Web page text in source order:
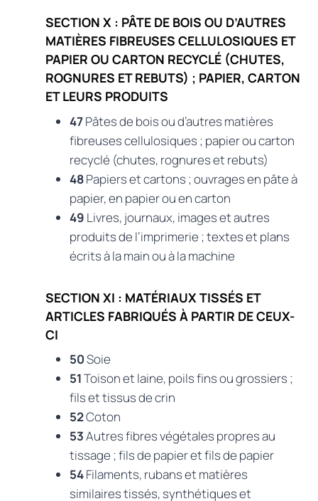
SECTION X : PÂTE DE BOIS OU D’AUTRES
MATIÈRES FIBREUSES CELLULOSIQUES ET
PAPIER OU CARTON RECYCLÉ (CHUTES,
ROGNURES ET REBUTS) ; PAPIER, CARTON
ET LEURS PRODUITS
47Pâtes de bois ou d’autres matières
fibreuses cellulosiques ; papier ou carton
recyclé (chutes, rognures et rebuts)
48Papiers et cartons ; ouvrages en pâte à
papier, en papier ou en carton
49 Livres, journaux, images et autres
produits de l’imprimerie ; textes et plans
écrits à la main ou à la machine
SECTION XI : MATÉRIAUX TISSÉS ET
ARTICLES FABRIQUÉS À PARTIR DE CEUX-
CI
50Soie
51Toison et laine, poils fins ou grossiers ;
fils et tissus de crin
52Coton
53Autres fibres végétales propres au
tissage ; fils de papier et fils de papier
54Filaments, rubans et matières
similaires tissés, synthétiques et